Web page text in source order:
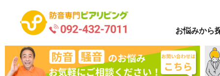
お悩みから